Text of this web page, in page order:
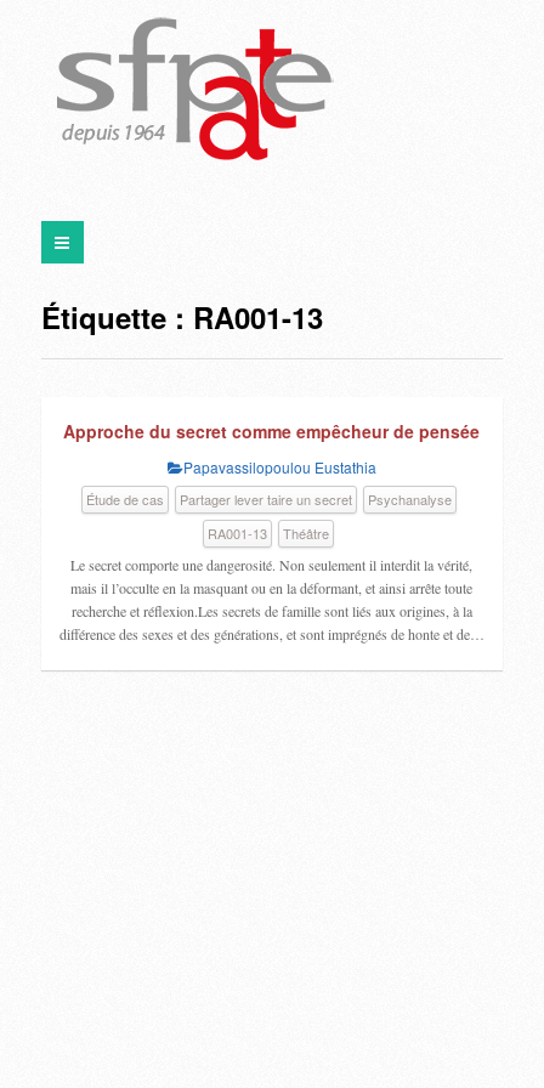
Étiquette : RA001-13
Approche du secret comme empêcheur de pensée
Papavassilopoulou Eustathia
Étude de cas Partager lever taire un secret
Psychanalyse
RA001-13
Théâtre
Le secret comporte une dangerosité. Non seulement il interdit la vérité,
mais il l’occulte en la masquant ou en la déformant, et ainsi arrête toute
recherche et réflexion.Les secrets de famille sont liés aux origines, à la
différence des sexes et des générations, et sont imprégnés de honte et de…